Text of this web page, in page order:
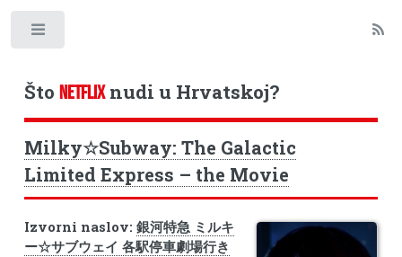
Što NETFLIXnudi u Hrvatskoj?
Milky☆Subway: The Galactic
Limited Express – the Movie
Izvorni naslov: 銀河特急 ミルキ
ー☆サブウェイ 各駅停車劇場行き